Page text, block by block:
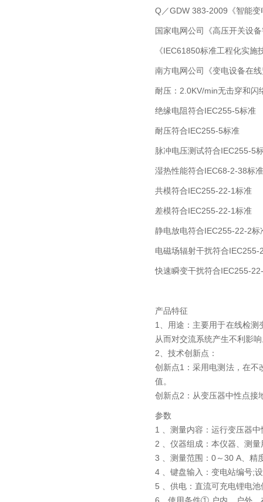
Q／GDW 383-2009《智能
国家电网公司《高压开关设
《IEC61850标准工程化实施
南方电网公司《变电设备在
耐压：2.0KV/min无击穿和闪
绝缘电阻符合IEC255-5标准
耐压符合IEC255-5标准
脉冲电压测试符合IEC255-5
湿热性能符合IEC68-2-38标准
共模符合IEC255-22-1标准
差模符合IEC255-22-1标准
静电放电符合IEC255-22-2标
电磁场辐射干扰符合IEC255-
快速瞬变干扰符合IEC255-
产品特征
1、用途：主要用于在线检
从而对交流系统产生不利影
2、技术创新点：
创新点1：采用电测法，在不
值。
创新点2：从变压器中性点接
参数
1 、测量内容：运行变压器
2 、仪器组成：本仪器、测量
3 、测量范围：0～30 A、精
4 、键盘输入：变电站编号;
5 、供电：直流可充电锂电池